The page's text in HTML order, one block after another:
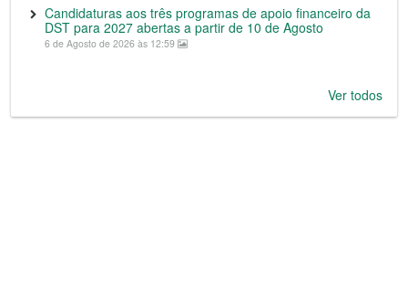
Candidaturas aos três programas de apoio financeiro da
DST para 2027 abertas a partir de 10 de Agosto
6 de Agosto de 2026 às 12:59
Ver todos